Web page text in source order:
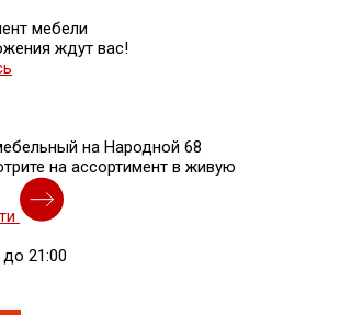
мебели
ждут вас!
на Народной 68
на ассортимент в живую
21:00